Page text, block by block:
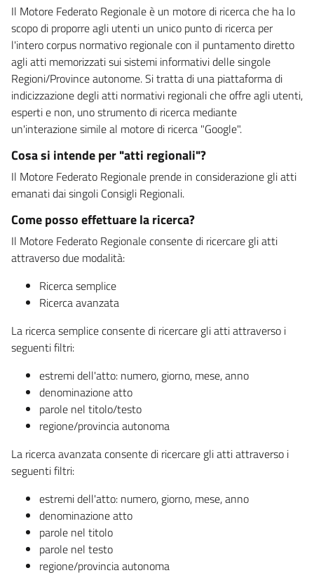
Il Motore Federato Regionale è un motore di ricerca che ha lo
scopo di proporre agli utenti un unico punto di ricerca per
l'intero corpus normativo regionale con il puntamento diretto
agli atti memorizzati sui sistemi informativi delle singole
Regioni/Province autonome. Si tratta di una piattaforma di
indicizzazione degli atti normativi regionali che offre agli utenti,
esperti e non, uno strumento di ricerca mediante
un'interazione simile al motore di ricerca "Google".
Cosa si intende per "atti regionali"?
Il Motore Federato Regionale prende in considerazione gli atti
emanati dai singoli Consigli Regionali.
Come posso effettuare la ricerca?
Il Motore Federato Regionale consente di ricercare gli atti
attraverso due modalità:
Ricerca semplice
Ricerca avanzata
La ricerca semplice consente di ricercare gli atti attraverso i
seguenti filtri:
estremi dell'atto: numero, giorno, mese, anno
denominazione atto
parole nel titolo/testo
regione/provincia autonoma
La ricerca avanzata consente di ricercare gli atti attraverso i
seguenti filtri:
estremi dell'atto: numero, giorno, mese, anno
denominazione atto
parole nel titolo
parole nel testo
regione/provincia autonoma